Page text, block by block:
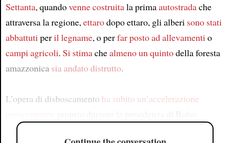
Settanta, quandovenne costruitala primaautostradache
attraversa la regione,ettarodopo ettaro, gli alberi sono stati
abbattutiperil legname, o perfar posto adallevamentio
campi agricoli. Si stimachealmenoun quintodella foresta
amazzonica sia andato distrutto.
L’opera di disboscamento ha subito un’accelerazione